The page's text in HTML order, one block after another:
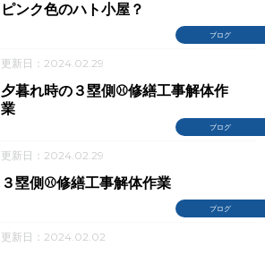
ブログ
ピンク色のハト小屋？
更新日：2024.02.29
ブログ
夕暮れ時の３塁側⚾修繕工事解体作
業
更新日：2024.02.29
ブログ
３塁側⚾修繕工事解体作業
更新日：2024.02.02